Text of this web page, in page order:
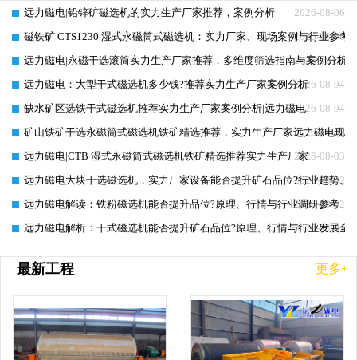
2026-08-06
远力磁电|铅锌矿磁选机的实力生产厂家推荐，案例分析
2026-08-06
磁铁矿 CTS1230 湿式永磁筒式磁选机：实力厂家、现场案例与行业参考
2026-08-05
远力磁电|永磁干选滚筒实力生产厂家推荐，多维度筛选指南与案例分析
2026-08-04
远力磁电：大型干式磁选机多少钱?推荐实力生产厂家案例分析
2026-08-04
缺水矿区选铁干式磁选机推荐实力生产厂家案例分析|远力磁电
2026-08-03
矿山铁矿干选永磁筒式磁选机铁矿精选推荐，实力生产厂家远力磁电现
2026-08-03
远力磁电|CTB 湿式永磁筒式磁选机铁矿精选推荐实力生产厂家
2026-08-02
远力磁电大块干选磁选机，实力厂家设备能否提升矿石品位?行业趋势、
2026-08-02
远力磁电解读：铁粉磁选机能否提升品位?原理、行情与行业调研参考
2026-08-01
远力磁电解析：干式磁选机能否提升矿石品位?原理、行情与行业发展全
最新工程 更多+